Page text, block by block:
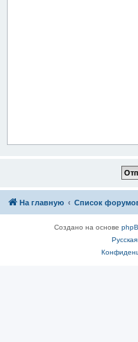
На главную Список
Создано на основе